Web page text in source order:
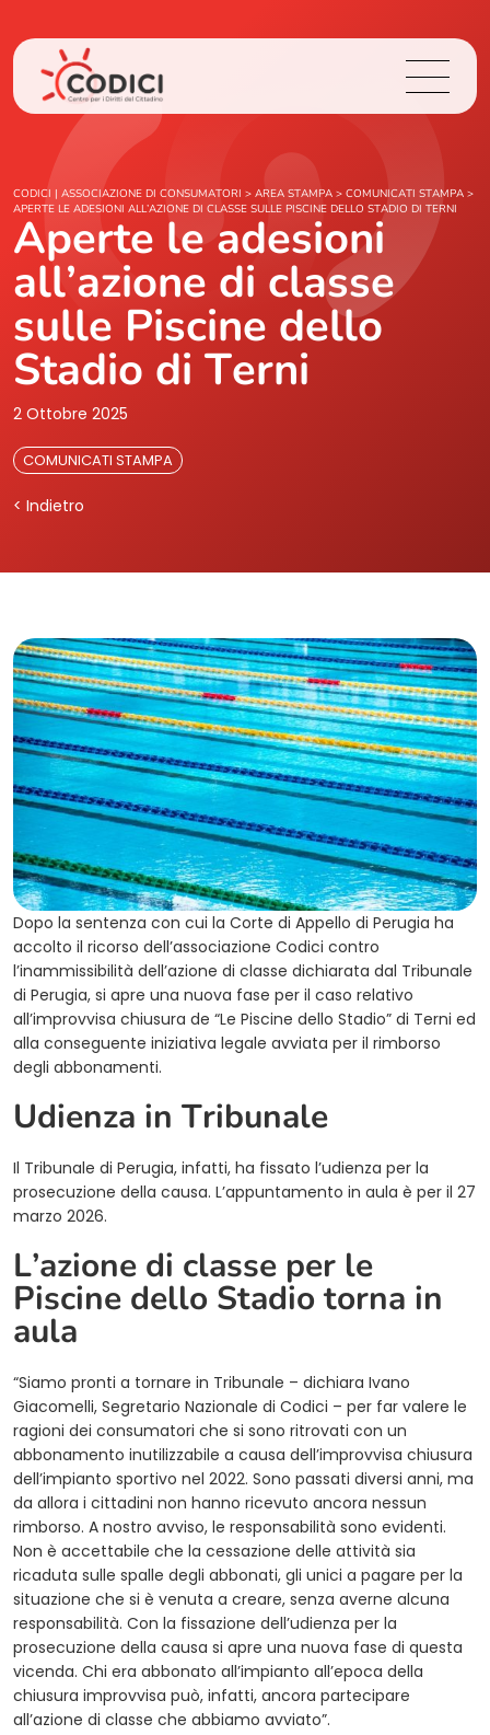
Chi Siamo
Cosa Facciamo
Area Stampa
Contatti
CODICI | ASSOCIAZIONE DI CONSUMATORI > AREA STAMPA > COMUNICATI STAMPA >
APERTE LE ADESIONI ALL’AZIONE DI CLASSE SULLE PISCINE DELLO STADIO DI TERNI
Aperte le adesioni
all’azione di classe
sulle Piscine dello
Stadio di Terni
2 Ottobre 2025
COMUNICATI STAMPA
< Indietro
Dopo la sentenza con cui la Corte di Appello di Perugia ha
accolto il ricorso dell’associazione Codici contro
l’inammissibilità dell’azione di classe dichiarata dal Tribunale
di Perugia, si apre una nuova fase per il caso relativo
all’improvvisa chiusura de “Le Piscine dello Stadio” di Terni ed
alla conseguente iniziativa legale avviata per il rimborso
degli abbonamenti.
Udienza in Tribunale
Il Tribunale di Perugia, infatti, ha fissato l’udienza per la
prosecuzione della causa. L’appuntamento in aula è per il 27
marzo 2026.
L’azione di classe per le
Piscine dello Stadio torna in
aula
“Siamo pronti a tornare in Tribunale – dichiara Ivano
Giacomelli, Segretario Nazionale di Codici – per far valere le
ragioni dei consumatori che si sono ritrovati con un
abbonamento inutilizzabile a causa dell’improvvisa chiusura
dell’impianto sportivo nel 2022. Sono passati diversi anni, ma
da allora i cittadini non hanno ricevuto ancora nessun
rimborso. A nostro avviso, le responsabilità sono evidenti.
Non è accettabile che la cessazione delle attività sia
ricaduta sulle spalle degli abbonati, gli unici a pagare per la
situazione che si è venuta a creare, senza averne alcuna
responsabilità. Con la fissazione dell’udienza per la
prosecuzione della causa si apre una nuova fase di questa
vicenda. Chi era abbonato all’impianto all’epoca della
chiusura improvvisa può, infatti, ancora partecipare
all’azione di classe che abbiamo avviato”.